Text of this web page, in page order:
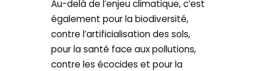
Au-delà de l’enjeu climatique, c’est
également pour la biodiversité,
contre l’artificialisation des sols,
pour la santé face aux pollutions,
contre les écocides et pour la